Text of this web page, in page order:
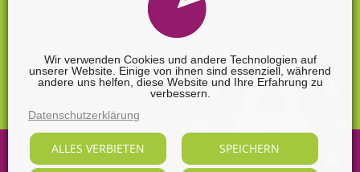
Wir verwenden Cookies und andere Technologien auf
unserer Website. Einige von ihnen sind essenziell, während
andere uns helfen, diese Website und Ihre Erfahrung zu
verbessern.
Datenschutzerklärung
ALLES VERBIETEN SPEICHERN
Widerrufsformular
2026Sabine Nendel Mediengestalterin.